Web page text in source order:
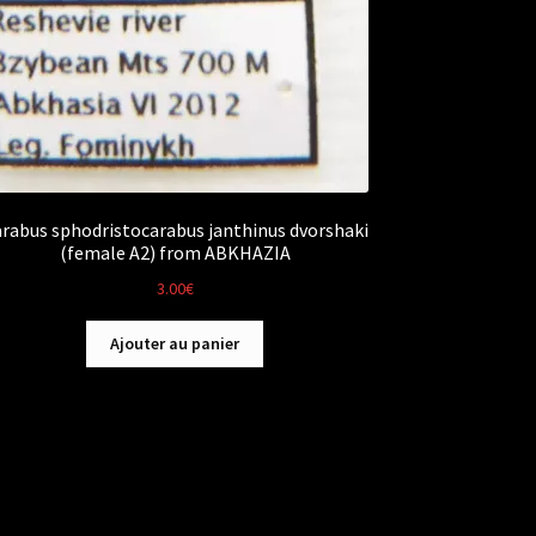
sphodristocarabus janthinus dvorshaki
(female A2) from ABKHAZIA
3.00€
Ajouter au panier